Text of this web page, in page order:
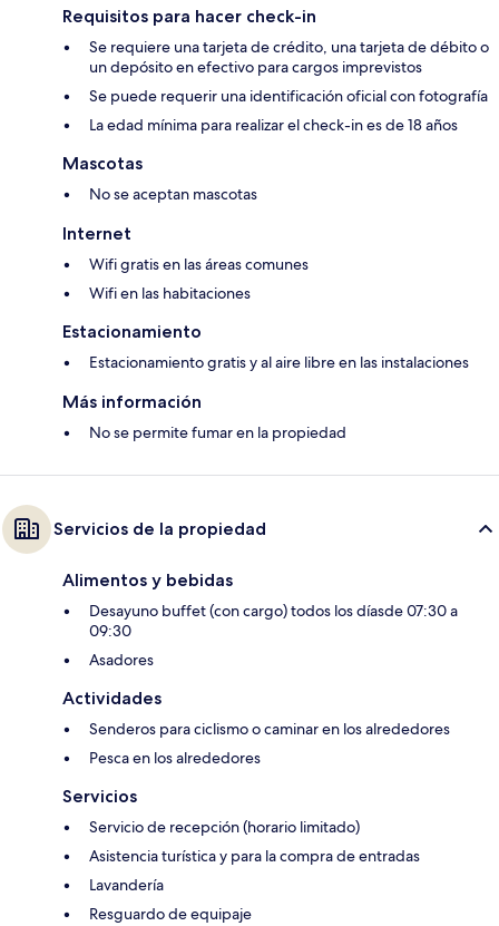
Requisitos para hacer check-in
Se requiere una tarjeta de crédito, una tarjeta de débito o
un depósito en efectivo para cargos imprevistos
Se puede requerir una identificación oficial con fotografía
La edad mínima para realizar el check-in es de 18 años
Mascotas
No se aceptan mascotas
Internet
Wifi gratis en las áreas comunes
Wifi en las habitaciones
Estacionamiento
Estacionamiento gratis y al aire libre en las instalaciones
Más información
No se permite fumar en la propiedad
Servicios de la propiedad
Alimentos y bebidas
Desayuno buffet (con cargo) todos los díasde 07:30 a
09:30
Asadores
Actividades
Senderos para ciclismo o caminar en los alrededores
Pesca en los alrededores
Servicios
Servicio de recepción (horario limitado)
Asistencia turística y para la compra de entradas
Lavandería
Resguardo de equipaje